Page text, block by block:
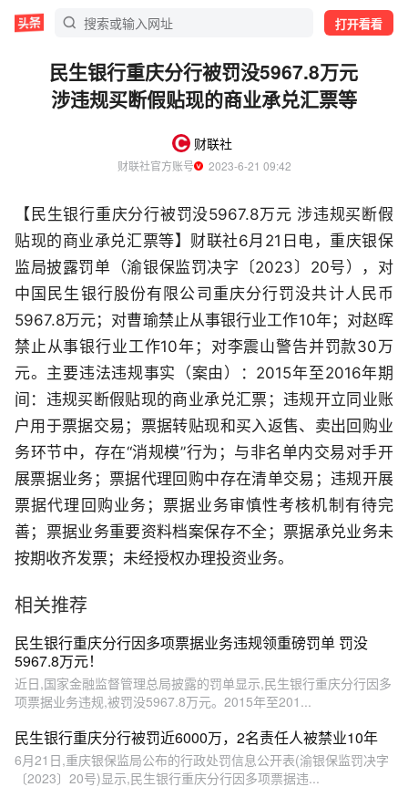
打开看看
民生银行重庆分行被罚没5967.8万元
涉违规买断假贴现的商业承兑汇票等
财联社
财联社官方账号
  2023-6-21 09:42
【民生银行重庆分行被罚没5967.8万元 涉违规买断假
贴现的商业承兑汇票等】财联社6月21日电，重庆银保
监局披露罚单（渝银保监罚决字〔2023〕20号），对
中国民生银行股份有限公司重庆分行罚没共计人民币
5967.8万元；对曹瑜禁止从事银行业工作10年；对赵晖
禁止从事银行业工作10年；对李震山警告并罚款30万
元。主要违法违规事实（案由）：2015年至2016年期
间：违规买断假贴现的商业承兑汇票；违规开立同业账
户用于票据交易；票据转贴现和买入返售、卖出回购业
务环节中，存在“消规模”行为；与非名单内交易对手开
展票据业务；票据代理回购中存在清单交易；违规开展
票据代理回购业务；票据业务审慎性考核机制有待完
善；票据业务重要资料档案保存不全；票据承兑业务未
按期收齐发票；未经授权办理投资业务。
相关推荐
民生银行重庆分行因多项票据业务违规领重磅罚单 罚没
5967.8万元！
近日,国家金融监督管理总局披露的罚单显示,民生银行重庆分行因多
项票据业务违规,被罚没5967.8万元。2015年至201...
民生银行重庆分行被罚近6000万，2名责任人被禁业10年
6月21日,重庆银保监局公布的行政处罚信息公开表(渝银保监罚决字
〔2023〕20号)显示,民生银行重庆分行因多项票据违...